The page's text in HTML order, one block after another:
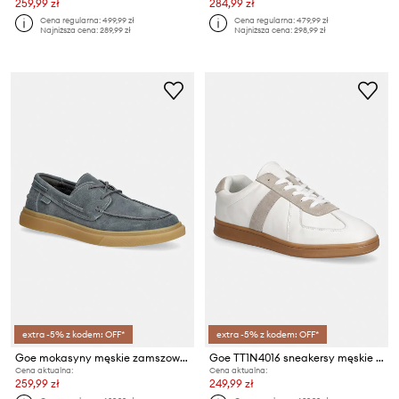
259,99 zł
Cena regularna:499,99 zł
Najniższa cena:289,99 zł
284,99 zł
Cena regularna:479,99 zł
Najniższa cena:298,99 zł
extra -5% z kodem: OFF*
Goe mokasyny męskie zamszowe TT1N4022
Cena aktualna:
259,99 zł
extra -5% z kodem: OFF*
Goe TT1N4016 sneakersy męskie skórzane
Cena aktualna:
249,99 zł